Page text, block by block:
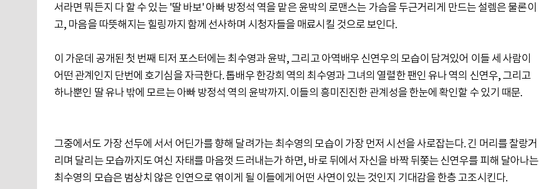
서라면 뭐든지 다 할 수 있는 '딸 바보' 아빠 방정석 역을 맡은 윤박의 로맨스는 가슴을 두근거리게 만드는 설렘은 물론이
고, 마음을 따뜻해지는 힐링까지 함께 선사하며 시청자들을 매료시킬 것으로 보인다.
이 가운데 공개된 첫 번째 티저 포스터에는 최수영과 윤박, 그리고 아역배우 신연우의 모습이 담겨있어 이들 세 사람이
어떤 관계인지 단번에 호기심을 자극한다. 톱배우 한강희 역의 최수영과 그녀의 열렬한 팬인 유나 역의 신연우, 그리고
하나뿐인 딸 유나 밖에 모르는 아빠 방정석 역의 윤박까지. 이들의 흥미진진한 관계성을 한눈에 확인할 수 있기 때문.
그중에서도 가장 선두에 서서 어딘가를 향해 달려가는 최수영의 모습이 가장 먼저 시선을 사로잡는다. 긴 머리를 찰랑거
리며 달리는 모습까지도 여신 자태를 마음껏 드러내는가 하면, 바로 뒤에서 자신을 바짝 뒤쫓는 신연우를 피해 달아나는
최수영의 모습은 범상치 않은 인연으로 엮이게 될 이들에게 어떤 사연이 있는 것인지 기대감을 한층 고조시킨다.